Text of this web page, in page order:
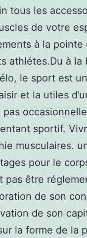
tous les
de votre
à la
athlétes.Du à
le sport est
et la utiles
sportif.
musculaires.
pour le
pas être
de son
de son
la forme de la